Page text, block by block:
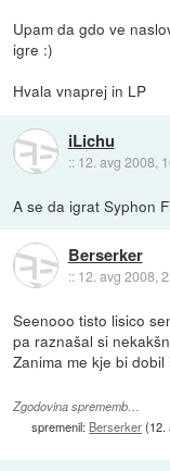
Upam da gdo ve
igre :)
Hvala vnaprej in LP
iLichu
:: 12. avg 2008,
A se da igrat Syphon
Berserker
:: 12. avg 2008,
Seenooo tisto lisico
pa raznašal si
Zanima me kje bi
Zgodovina sprememb…
spremenil: Berserker(12.